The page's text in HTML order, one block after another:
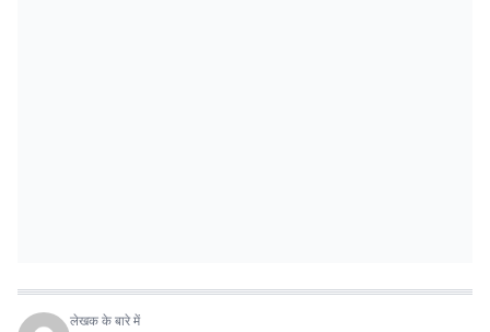
लेखक के बारे में